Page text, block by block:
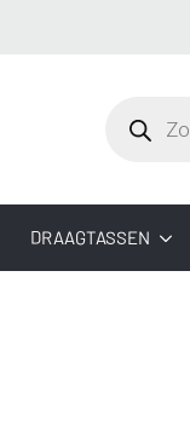
zoeken
DRAAGTASSEN